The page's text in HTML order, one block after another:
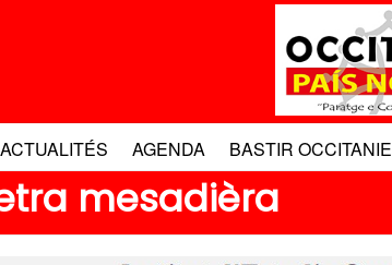
ACTUALITÉS AGENDA BASTIR OCCITANIE
mesadièra